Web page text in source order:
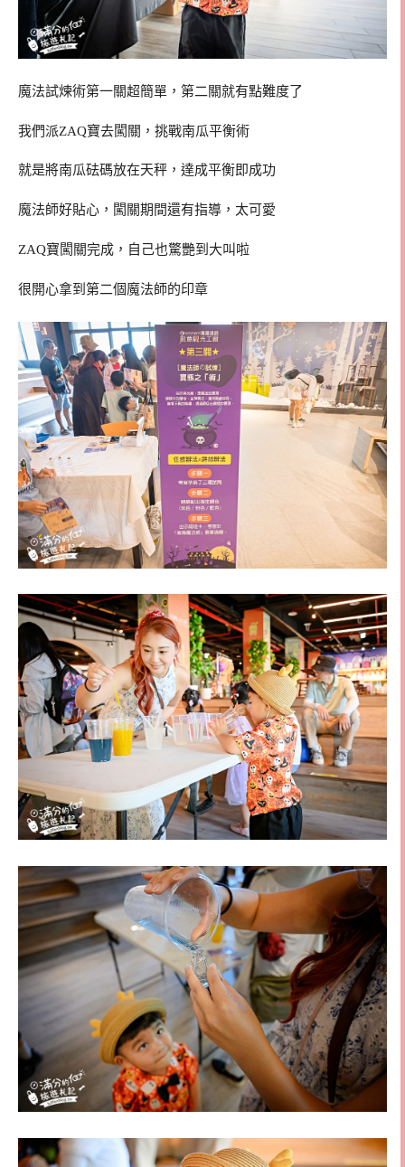
魔法試煉術第一關超簡單，第二關就有點難度了
我們派ZAQ寶去闖關，挑戰南瓜平衡術
就是將南瓜砝碼放在天秤，達成平衡即成功
魔法師好貼心，闖關期間還有指導，太可愛
ZAQ寶闖關完成，自己也驚艷到大叫啦
很開心拿到第二個魔法師的印章